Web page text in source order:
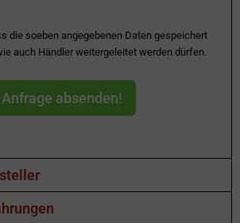
die soeben angegebenen Daten gespeichert
auch Händler weitergeleitet werden dürfen.
Anfrage absenden!